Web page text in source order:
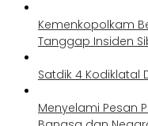
Kemenkopolkam
Tanggap Insiden
Satdik 4 Kodiklatal
Menyelami Pesan